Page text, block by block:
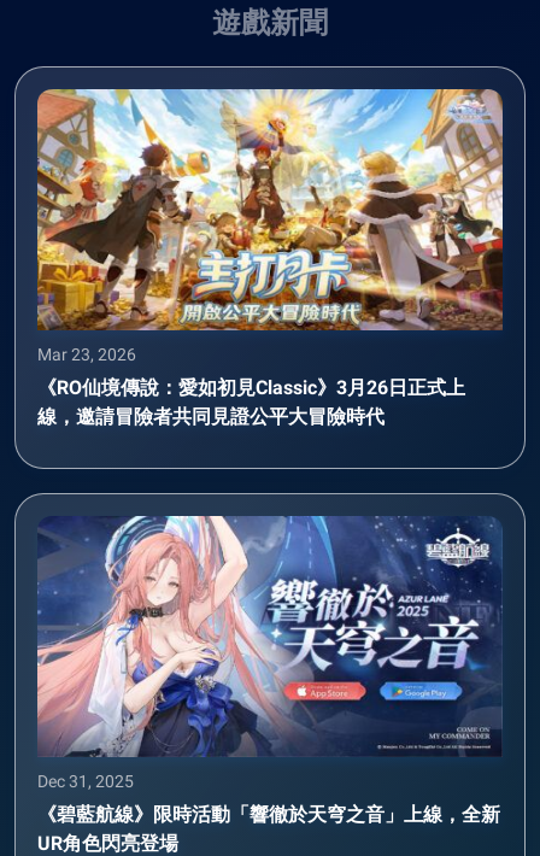
遊戲新聞
Mar 23, 2026
《RO仙境傳說：愛如初見Classic》3月26日正式上
線，邀請冒險者共同見證公平大冒險時代
Dec 31, 2025
《碧藍航線》限時活動「響徹於天穹之音」上線，全新
UR角色閃亮登場